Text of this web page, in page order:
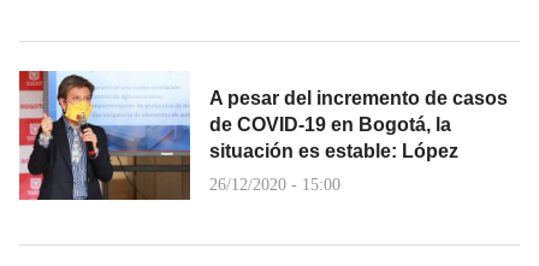
A pesar del incremento de casos
de COVID-19 en Bogotá, la
situación es estable: López
26/12/2020 - 15:00